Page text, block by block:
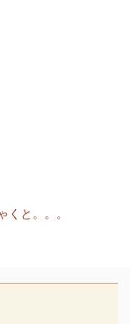
💦 宝石みたいな
と。。。